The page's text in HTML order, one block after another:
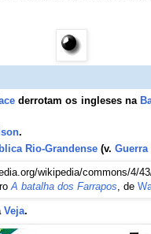
derrotam os ingleses na
.
Rio-Grandense (v. Guerra
A batalha dos Farrapos, de
Veja.